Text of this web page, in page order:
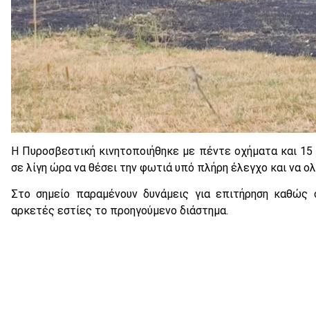
Η Πυροσβεστική κινητοποιήθηκε με πέντε οχήματα και
σε λίγη ώρα να θέσει την φωτιά υπό πλήρη έλεγχο και να
Στο σημείο παραμένουν δυνάμεις για επιτήρηση
αρκετές εστίες το προηγούμενο διάστημα.